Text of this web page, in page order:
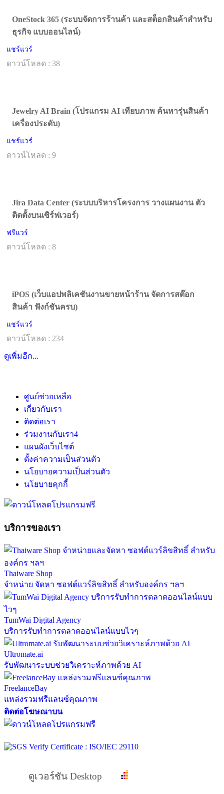
OneStock 365 (ระบบจัดการร้านค้า และสต็อกสินค้าสำหรับ
ธุรกิจ แบบออนไลน์)
แชร์แวร์
ดาวน์โหลด : 38
Jewelry AI Brain (โปรแกรม AI เทียบภาพ ค้นหารุ่นสินค้า
เครื่องประดับ)
แชร์แวร์
ดาวน์โหลด : 9
Jira Data Center (ระบบบริหารโครงการ วางแผนงาน ตัว
ติดตั้งบนเซิร์ฟเวอร์)
ฟรีแวร์
ดาวน์โหลด : 8
iPOS (เว็บแอปพลิเคชันงานขายหน้าร้าน จัดการสต๊อก
สินค้า ฟังก์ชันครบ)
แชร์แวร์
ดาวน์โหลด : 234
ดูเพิ่มอีก...
ศูนย์ช่วยเหลือ
เกี่ยวกับเรา
ติดต่อเรา
ร่วมงานกับเรา4
แผนผังเว็บไซต์
ตั้งค่าความเป็นส่วนตัว
นโยบายความเป็นส่วนตัว
นโยบายคุกกี้
บริการของเรา
Thaiware Shop
จำหน่าย จัดหา ซอฟต์แวร์ลิขสิทธิ์ สำหรับองค์กร ฯลฯ
TumWai Digital Agency
บริการรับทำการตลาดออนไลน์แบบไวๆ
Ultromate.ai
รับพัฒนาระบบช่วยวิเคราะห์ภาพด้วย AI
FreelanceBay
แหล่งรวมฟรีแลนซ์คุณภาพ
ติดต่อโฆษณาบน
ดูเวอร์ชัน Desktop